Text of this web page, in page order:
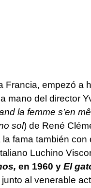
Francia, empezó a
mano del director
la femme s’en
sol) de René
la fama también con
Luchino
en 1960 y El
junto al venerable